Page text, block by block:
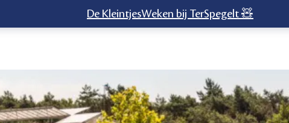
De KleintjesWeken bij TerSpegelt 🧸